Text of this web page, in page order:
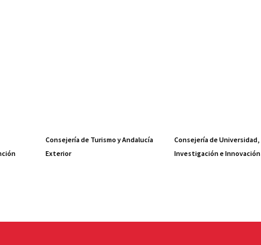
Consejería de Turismo y Andalucía
Exterior
Consejería de Universidad,
Investigación e Innovación